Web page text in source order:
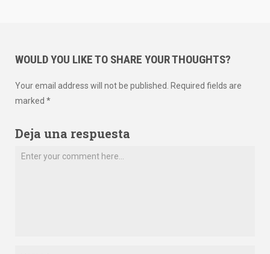
WOULD YOU LIKE TO SHARE YOUR THOUGHTS?
Your email address will not be published. Required fields are
marked *
Deja una respuesta